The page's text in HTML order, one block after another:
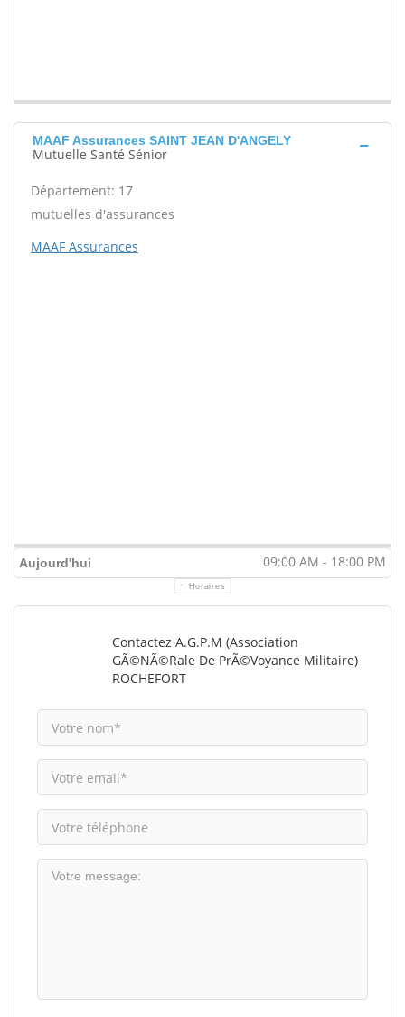
MAAF Assurances SAINT JEAN D'ANGELY
Mutuelle Santé Sénior
Département: 17
mutuelles d'assurances
MAAF Assurances
Aujourd'hui 09:00 AM - 18:00 PM
Horaires
Contactez A.G.P.M (Association
GÃ©nÃ©rale De PrÃ©voyance Militaire)
ROCHEFORT